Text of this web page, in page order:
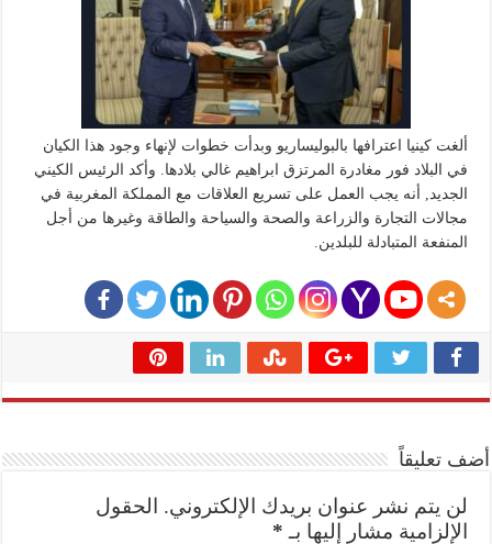
ألغت كينيا اعترافها بالبوليساريو وبدأت خطوات لإنهاء وجود هذا الكيان
في البلاد فور مغادرة المرتزق ابراهيم غالي بلادها. وأكد الرئيس الكيني
الجديد, أنه يجب العمل على تسريع العلاقات مع المملكة المغربية في
مجالات التجارة والزراعة والصحة والسياحة والطاقة وغيرها من أجل
المنفعة المتبادلة للبلدين.
أضف تعليقاً
لن يتم نشر عنوان بريدك الإلكتروني.
الحقول
الإلزامية مشار إليها بـ *